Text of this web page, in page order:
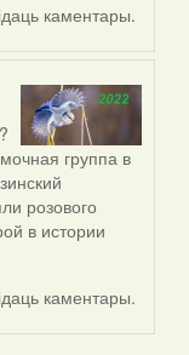
каментары.
группа в
розового
в истории
каментары.